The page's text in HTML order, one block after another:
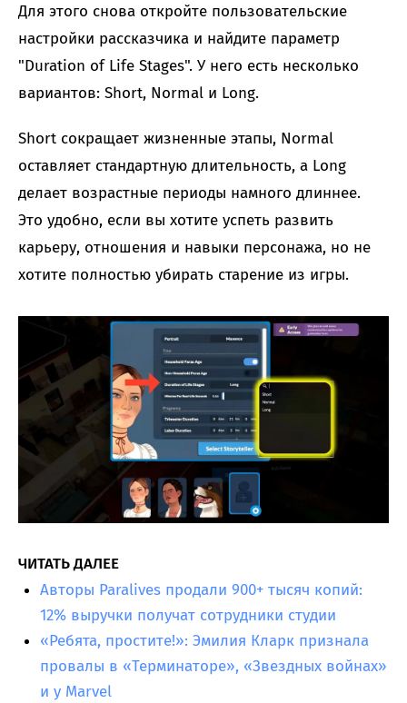
Для этого снова откройте пользовательские
настройки рассказчика и найдите параметр
"Duration of Life Stages". У него есть несколько
вариантов: Short, Normal и Long.
Short сокращает жизненные этапы, Normal
оставляет стандартную длительность, а Long
делает возрастные периоды намного длиннее.
Это удобно, если вы хотите успеть развить
карьеру, отношения и навыки персонажа, но не
хотите полностью убирать старение из игры.
ЧИТАТЬ ДАЛЕЕ
Авторы Paralives продали 900+ тысяч копий:
12% выручки получат сотрудники студии
«Ребята, простите!»: Эмилия Кларк признала
провалы в «Терминаторе», «Звездных войнах»
и у Marvel